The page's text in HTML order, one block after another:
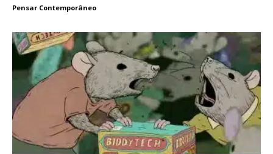
Pensar Contemporâneo